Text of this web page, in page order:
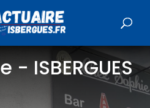
- ISBERGUES